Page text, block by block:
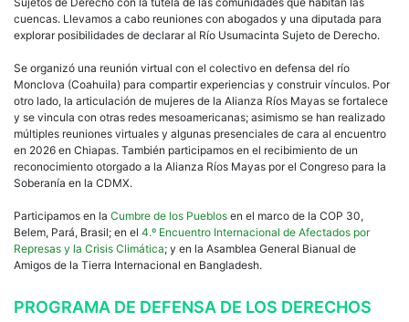
cuencas. Llevamos a cabo reuniones con abogados y una diputada para
explorar posibilidades de declarar al Río Usumacinta Sujeto de Derecho.
Se organizó una reunión virtual con el colectivo en defensa del río
Monclova (Coahuila) para compartir experiencias y construir vínculos. Por
otro lado, la articulación de mujeres de la Alianza Ríos Mayas se fortalece
y se vincula con otras redes mesoamericanas; asimismo se han realizado
múltiples reuniones virtuales y algunas presenciales de cara al encuentro
en 2026 en Chiapas. También participamos en el recibimiento de un
reconocimiento otorgado a la Alianza Ríos Mayas por el Congreso para la
Soberanía en la CDMX.
Participamos en la Cumbre de los Pueblos en el marco de la COP 30,
Belem, Pará, Brasil; en el 4.º Encuentro Internacional de Afectados por
Represas y la Crisis Climática; y en la Asamblea General Bianual de
Amigos de la Tierra Internacional en Bangladesh.
PROGRAMA DE DEFENSA DE LOS DERECHOS